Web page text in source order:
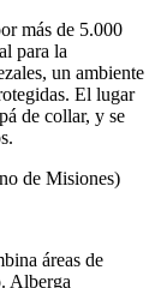
más de 5.000
para la
un ambiente
El lugar
de collar, y se
de Misiones)
áreas de
Alberga